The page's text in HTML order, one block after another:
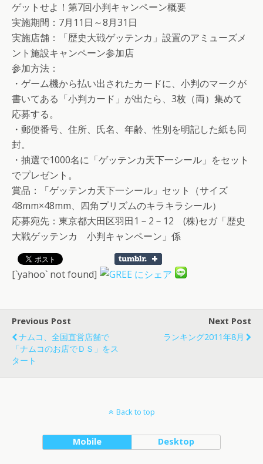
ゲットせよ！第7回小判キャンペーン概要
実施期間：7月11日～8月31日
実施店舗：「歴史大戦ゲッテンカ」設置のアミューズメ
ント施設キャンペーン参加店
参加方法：
・ゲーム機から払い出されたカードに、小判のマークが
書いてある「小判カード」が出たら、3枚（両）集めて
応募する。
・郵便番号、住所、氏名、年齢、性別を明記した紙も同
封。
・抽選で1000名に「ゲッテンカ天下一シール」をセット
でプレゼント。
賞品：「ゲッテンカ天下一シール」セット（サイズ
48mm×48mm、四角プリズムのキラキラシール）
応募宛先：東京都大田区羽田1－2－12 (株)セガ「歴史
大戦ゲッテンカ 小判キャンペーン」係
[`yahoo` not found]
Previous Post
ナムコ、全国直営店舗で
「ナムコのお店でＤＳ」をス
タート
Next Post
ランキング2011年8月
Back to top
Mobile Desktop